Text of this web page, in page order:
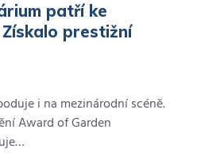
patří ke
prestižní
i na mezinárodní scéně.
Award of Garden